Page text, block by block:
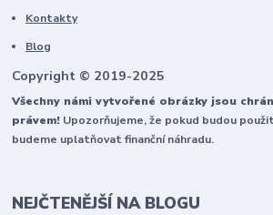
Kontakty
Blog
Copyright © 2019-2025
Všechny námi vytvořené obrázky jsou
právem! Upozorňujeme, že pokud budou
budeme uplatňovat finanční náhradu.
NEJČTENĚJŠÍ NA BLOGU